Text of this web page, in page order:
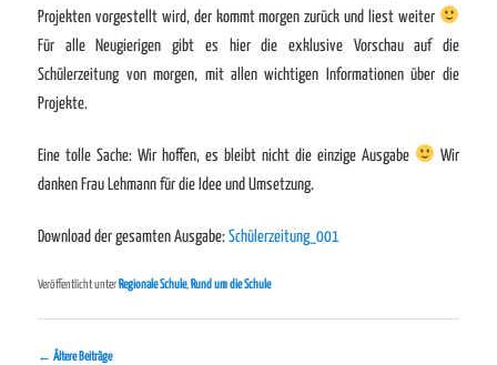
Projekten vorgestellt wird, der kommt morgen zurück und liest weiter
Für alle Neugierigen gibt es hier die exklusive Vorschau auf die
Schülerzeitung von morgen, mit allen wichtigen Informationen über die
Projekte.
Eine tolle Sache: Wir hoffen, es bleibt nicht die einzige Ausgabe
Wir
danken Frau Lehmann für die Idee und Umsetzung.
Download der gesamten Ausgabe:Schülerzeitung_001
Veröffentlicht unterRegionale Schule,Rund um die Schule
Beitragsnavigation
← Ältere Beiträge